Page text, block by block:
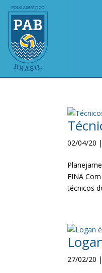
02/04/20 |
FINA
técnicos
27/02/20 |